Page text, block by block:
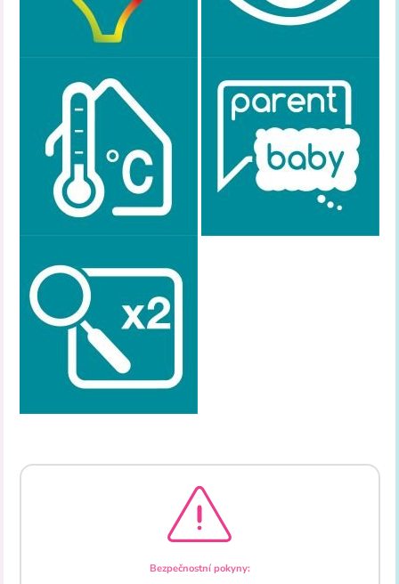
Bezpečnostní pokyny: